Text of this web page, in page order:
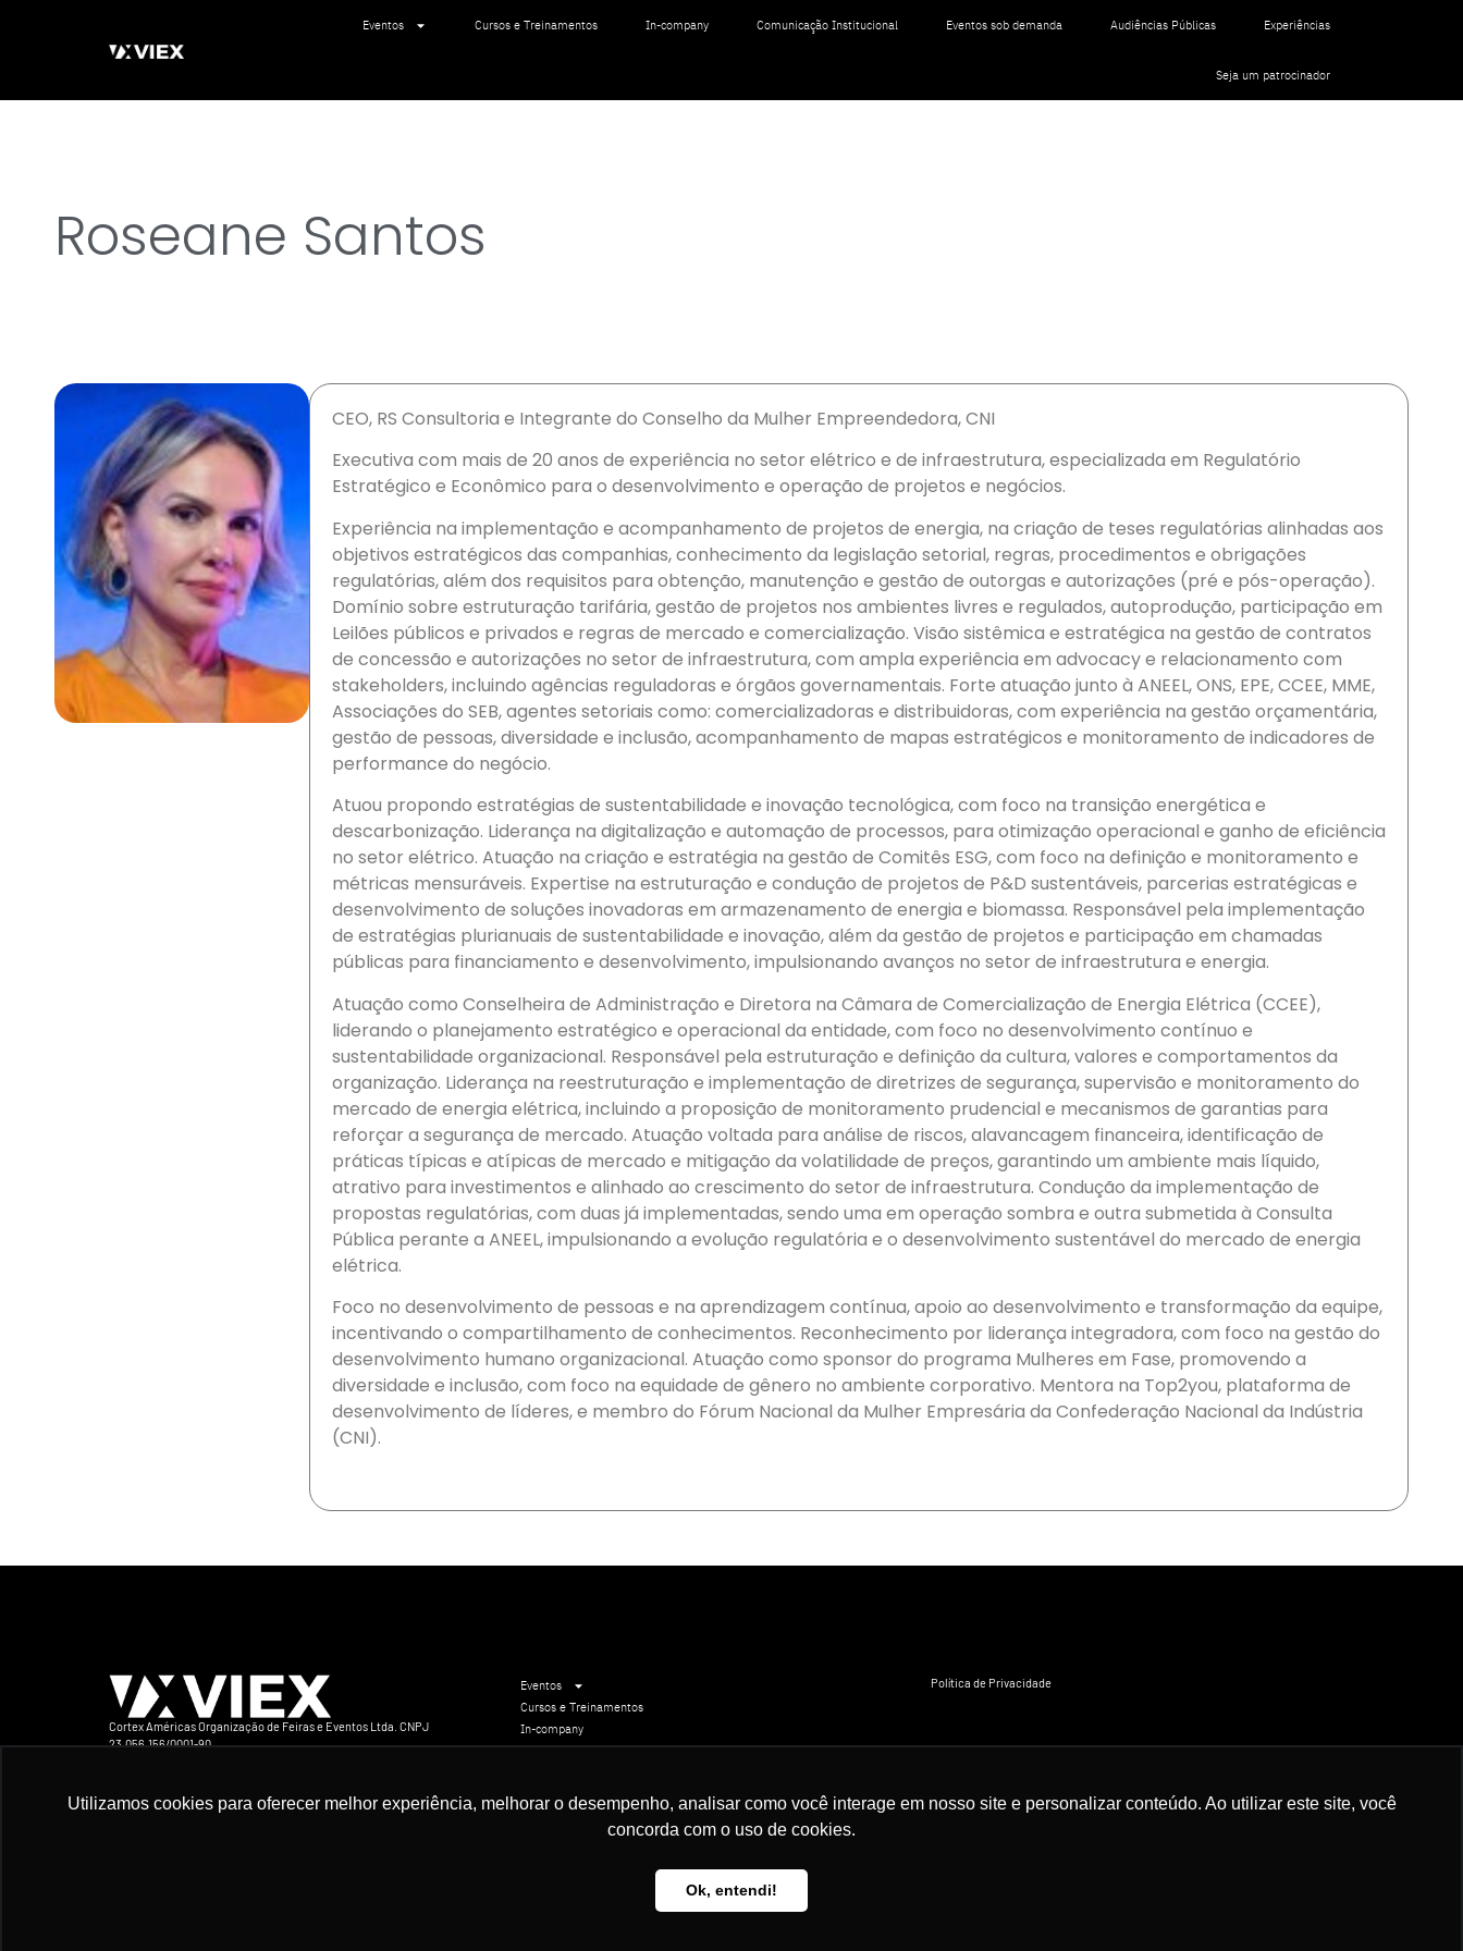
Utilizamos cookies para oferecer melhor experiência, melhorar o desempenho, analisar como você interage em nosso site e personalizar conteúdo. Ao utilizar este site, você
concorda com o uso de cookies.
Ok, entendi!
Eventos Cursos e Treinamentos In-company Comunicação Institucional Eventos sob demanda Audiências Públicas Experiências
Seja um patrocinador
Roseane Santos
CEO, RS Consultoria e Integrante do Conselho da Mulher Empreendedora, CNI
Executiva com mais de 20 anos de experiência no setor elétrico e de infraestrutura, especializada em Regulatório
Estratégico e Econômico para o desenvolvimento e operação de projetos e negócios.
Experiência na implementação e acompanhamento de projetos de energia, na criação de teses regulatórias alinhadas aos
objetivos estratégicos das companhias, conhecimento da legislação setorial, regras, procedimentos e obrigações
regulatórias, além dos requisitos para obtenção, manutenção e gestão de outorgas e autorizações (pré e pós-operação).
Domínio sobre estruturação tarifária, gestão de projetos nos ambientes livres e regulados, autoprodução, participação em
Leilões públicos e privados e regras de mercado e comercialização. Visão sistêmica e estratégica na gestão de contratos
de concessão e autorizações no setor de infraestrutura, com ampla experiência em advocacy e relacionamento com
stakeholders, incluindo agências reguladoras e órgãos governamentais. Forte atuação junto à ANEEL, ONS, EPE, CCEE, MME,
Associações do SEB, agentes setoriais como: comercializadoras e distribuidoras, com experiência na gestão orçamentária,
gestão de pessoas, diversidade e inclusão, acompanhamento de mapas estratégicos e monitoramento de indicadores de
performance do negócio.
Atuou propondo estratégias de sustentabilidade e inovação tecnológica, com foco na transição energética e
descarbonização. Liderança na digitalização e automação de processos, para otimização operacional e ganho de eficiência
no setor elétrico. Atuação na criação e estratégia na gestão de Comitês ESG, com foco na definição e monitoramento e
métricas mensuráveis. Expertise na estruturação e condução de projetos de P&D sustentáveis, parcerias estratégicas e
desenvolvimento de soluções inovadoras em armazenamento de energia e biomassa. Responsável pela implementação
de estratégias plurianuais de sustentabilidade e inovação, além da gestão de projetos e participação em chamadas
públicas para financiamento e desenvolvimento, impulsionando avanços no setor de infraestrutura e energia.
Atuação como Conselheira de Administração e Diretora na Câmara de Comercialização de Energia Elétrica (CCEE),
liderando o planejamento estratégico e operacional da entidade, com foco no desenvolvimento contínuo e
sustentabilidade organizacional. Responsável pela estruturação e definição da cultura, valores e comportamentos da
organização. Liderança na reestruturação e implementação de diretrizes de segurança, supervisão e monitoramento do
mercado de energia elétrica, incluindo a proposição de monitoramento prudencial e mecanismos de garantias para
reforçar a segurança de mercado. Atuação voltada para análise de riscos, alavancagem financeira, identificação de
práticas típicas e atípicas de mercado e mitigação da volatilidade de preços, garantindo um ambiente mais líquido,
atrativo para investimentos e alinhado ao crescimento do setor de infraestrutura. Condução da implementação de
propostas regulatórias, com duas já implementadas, sendo uma em operação sombra e outra submetida à Consulta
Pública perante a ANEEL, impulsionando a evolução regulatória e o desenvolvimento sustentável do mercado de energia
elétrica.
Foco no desenvolvimento de pessoas e na aprendizagem contínua, apoio ao desenvolvimento e transformação da equipe,
incentivando o compartilhamento de conhecimentos. Reconhecimento por liderança integradora, com foco na gestão do
desenvolvimento humano organizacional. Atuação como sponsor do programa Mulheres em Fase, promovendo a
diversidade e inclusão, com foco na equidade de gênero no ambiente corporativo. Mentora na Top2you, plataforma de
desenvolvimento de líderes, e membro do Fórum Nacional da Mulher Empresária da Confederação Nacional da Indústria
(CNI).
Cortex Américas Organização de Feiras e Eventos Ltda. CNPJ
23.056.156/0001-90
Eventos
Cursos e Treinamentos
In-company
Audiências Públicas
Seja um patrocinador
Política de Privacidade